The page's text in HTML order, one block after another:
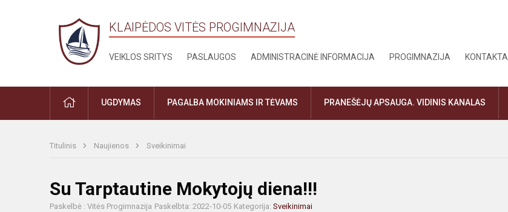
KLAIPĖDOS VITĖS PROGIMNAZIJA
VEIKLOS SRITYS PASLAUGOS ADMINISTRACINĖ INFORMACIJA PROGIMNAZIJA KONTAKTAI
PRADŽIAUGDYMAS PAGALBA MOKINIAMS IR TĖVAMS PRANEŠĖJŲ APSAUGA. VIDINIS KANALAS
Titulinis Naujienos Sveikinimai
Su Tarptautine Mokytojų diena!!!
Paskelbė : Vitės Progimnazija Paskelbta: 2022-10-05 Kategorija: Sveikinimai